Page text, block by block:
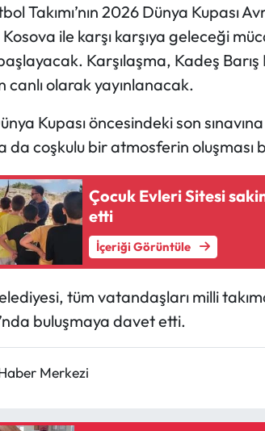
Takımı’nın 2026 Dünya Kupası
ile karşı karşıya geleceği
Karşılaşma, Kadeş
canlı olarak yayınlanacak.
Kupası öncesindeki son
da coşkulu bir atmosferin oluşması
Çocuk Evleri Sitesi
etti
İçeriği Görüntüle
tüm vatandaşları milli
buluşmaya davet etti.
Merkezi